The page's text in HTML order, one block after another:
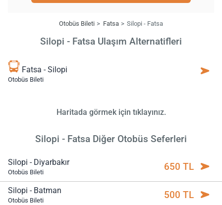
Otobüs Bileti Fatsa Silopi - Fatsa
Silopi - Fatsa Ulaşım Alternatifleri
Fatsa - Silopi
Otobüs Bileti
Haritada görmek için tıklayınız.
Silopi - Fatsa Diğer Otobüs Seferleri
Silopi - Diyarbakır
Otobüs Bileti 650 TL
Silopi - Batman
Otobüs Bileti 500 TL